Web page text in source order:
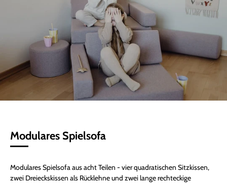
Modulares Spielsofa
Modulares Spielsofa aus acht Teilen - vier quadratischen Sitzkissen,
zwei Dreieckskissen als Rücklehne und zwei lange rechteckige